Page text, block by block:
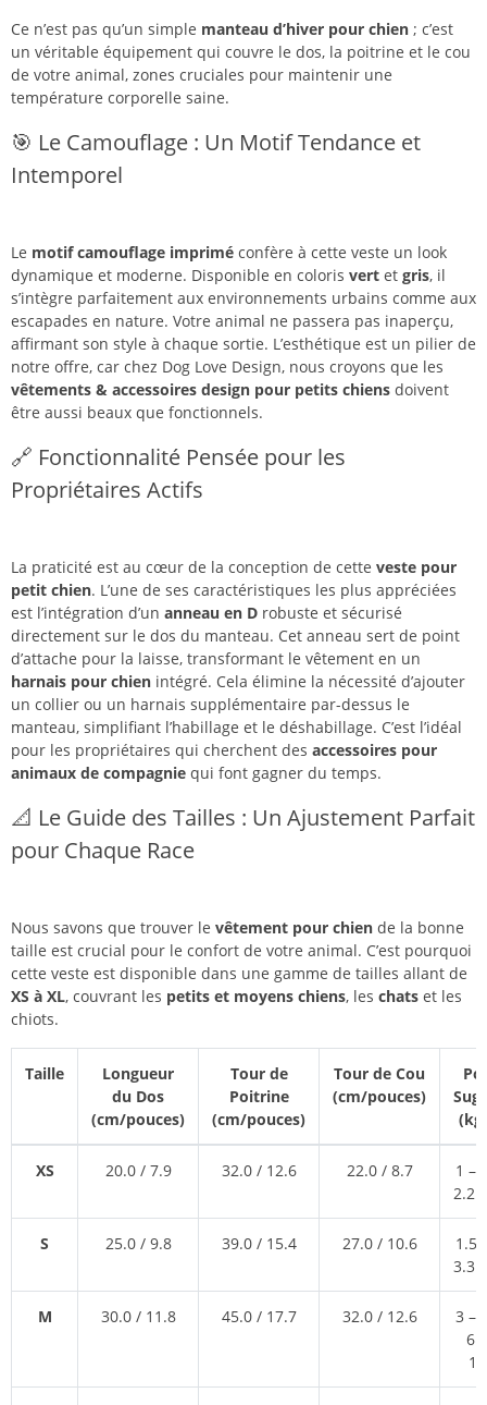
Ce n’est pas qu’un simple manteau d’hiver pour chien ; c’est
un véritable équipement qui couvre le dos, la poitrine et le cou
de votre animal, zones cruciales pour maintenir une
température corporelle saine.
🎯 Le Camouflage : Un Motif Tendance et
Intemporel
Le motif camouflage imprimé confère à cette veste un look
dynamique et moderne. Disponible en coloris vert et gris, il
s’intègre parfaitement aux environnements urbains comme aux
escapades en nature. Votre animal ne passera pas inaperçu,
affirmant son style à chaque sortie. L’esthétique est un pilier de
notre offre, car chez Dog Love Design, nous croyons que les
vêtements & accessoires design pour petits chiens doivent
être aussi beaux que fonctionnels.
🔗 Fonctionnalité Pensée pour les
Propriétaires Actifs
La praticité est au cœur de la conception de cette veste pour
petit chien. L’une de ses caractéristiques les plus appréciées
est l’intégration d’un anneau en D robuste et sécurisé
directement sur le dos du manteau. Cet anneau sert de point
d’attache pour la laisse, transformant le vêtement en un
harnais pour chien intégré. Cela élimine la nécessité d’ajouter
un collier ou un harnais supplémentaire par-dessus le
manteau, simplifiant l’habillage et le déshabillage. C’est l’idéal
pour les propriétaires qui cherchent des accessoires pour
animaux de compagnie qui font gagner du temps.
📐 Le Guide des Tailles : Un Ajustement Parfait
pour Chaque Race
Nous savons que trouver le vêtement pour chien de la bonne
taille est crucial pour le confort de votre animal. C’est pourquoi
cette veste est disponible dans une gamme de tailles allant de
XS à XL, couvrant les petits et moyens chiens, les chats et les
chiots.
Taille
Longueur
du Dos
(cm/pouces)
Tour de
Poitrine
(cm/pouces)
Tour de Cou
(cm/pouces)
XS 20.0 / 7.9 32.0 / 12.6 22.0 / 8.7
1 –
2.2
S 25.0 / 9.8 39.0 / 15.4 27.0 / 10.6
1.5
3.3
M 30.0 / 11.8 45.0 / 17.7 32.0 / 12.6
3 –